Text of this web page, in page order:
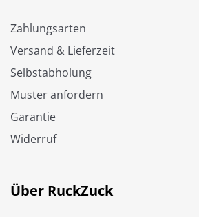
Zahlungsarten
Versand & Lieferzeit
Selbstabholung
Muster anfordern
Garantie
Widerruf
Über RuckZuck